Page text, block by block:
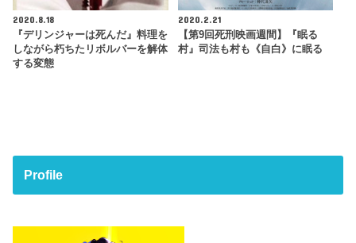
2020.8.18
『デリンジャーは死んだ』料理を
しながら朽ちたリボルバーを解体
する変態
2020.2.21
【第9回死刑映画週間】『眠る
村』司法も村も《自白》に眠る
Profile